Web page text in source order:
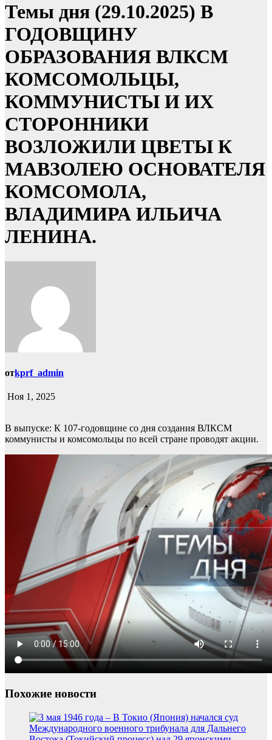
Темы дня (29.10.2025) В
ГОДОВЩИНУ
ОБРАЗОВАНИЯ ВЛКСМ
КОМСОМОЛЬЦЫ,
КОММУНИСТЫ И ИХ
СТОРОННИКИ
ВОЗЛОЖИЛИ ЦВЕТЫ К
МАВЗОЛЕЮ ОСНОВАТЕЛЯ
КОМСОМОЛА,
ВЛАДИМИРА ИЛЬИЧА
ЛЕНИНА.
отkprf_admin
Ноя 1, 2025
В выпуске: К 107-годовщине со дня создания ВЛКСМ
коммунисты и комсомольцы по всей стране проводят акции.
Похожие новости